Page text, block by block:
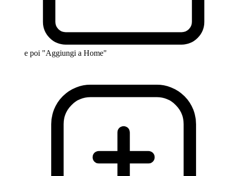
e poi "Aggiungi a Home"